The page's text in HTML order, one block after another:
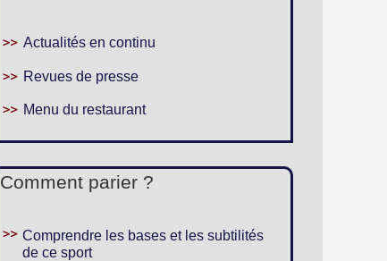
Actualités en continu
Revues de presse
Menu du restaurant
Comment parier ?
Comprendre les bases et les subtilités
de ce sport